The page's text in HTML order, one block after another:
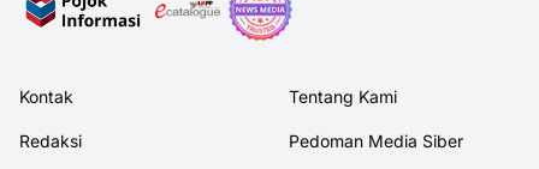
Kontak Tentang Kami
Redaksi Pedoman Media Siber